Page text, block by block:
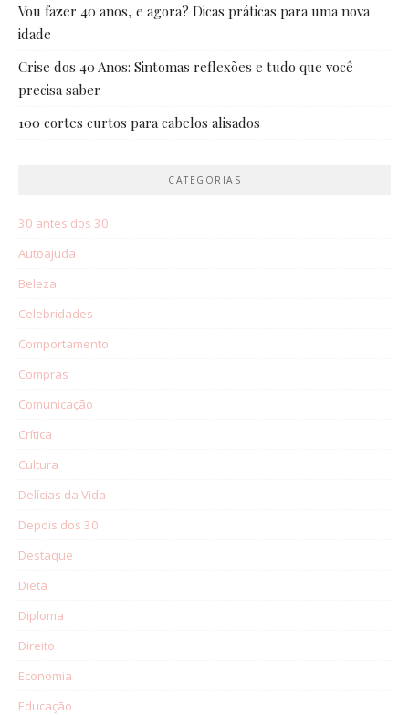
Vou fazer 40 anos, e agora? Dicas práticas para uma nova
idade
Crise dos 40 Anos: Sintomas reflexões e tudo que você
precisa saber
100 cortes curtos para cabelos alisados
CATEGORIAS
30 antes dos 30
Autoajuda
Beleza
Celebridades
Comportamento
Compras
Comunicação
Crítica
Cultura
Delícias da Vida
Depois dos 30
Destaque
Dieta
Diploma
Direito
Economia
Educação